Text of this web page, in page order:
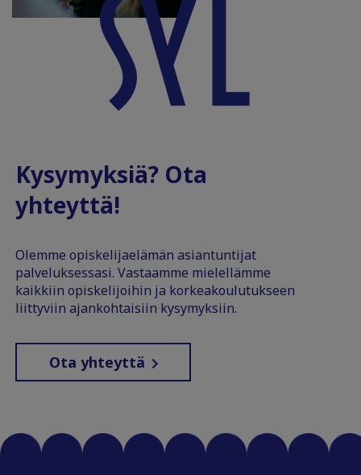
Kysymyksiä? Ota
yhteyttä!
Olemme opiskelijaelämän asiantuntijat
palveluksessasi. Vastaamme mielellämme
kaikkiin opiskelijoihin ja korkeakoulutukseen
liittyviin ajankohtaisiin kysymyksiin.
Ota yhteyttä